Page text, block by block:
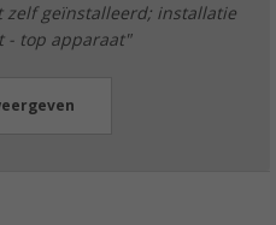
zelf geïnstalleerd; installatie
- top apparaat"